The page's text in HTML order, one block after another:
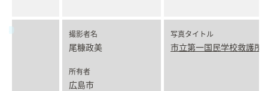
撮影者名
尾糠政美
所有者
広島市
写真タイトル
市立第一国民学校救護所